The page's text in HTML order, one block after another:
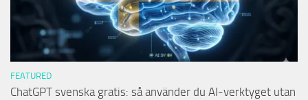
FEATURED
ChatGPT svenska gratis: så använder du AI-verktyget utan